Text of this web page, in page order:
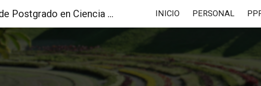
Skip to main content
Coordinación de Postgrado en Ciencia de los Alimentos y Nutrición INICIO PERSONAL